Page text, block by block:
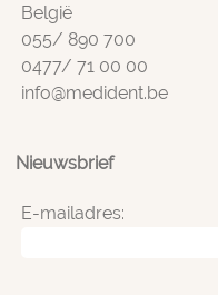
België
055/ 890 700
0477/ 71 00 00
info@medident.be
Nieuwsbrief
E-mailadres: